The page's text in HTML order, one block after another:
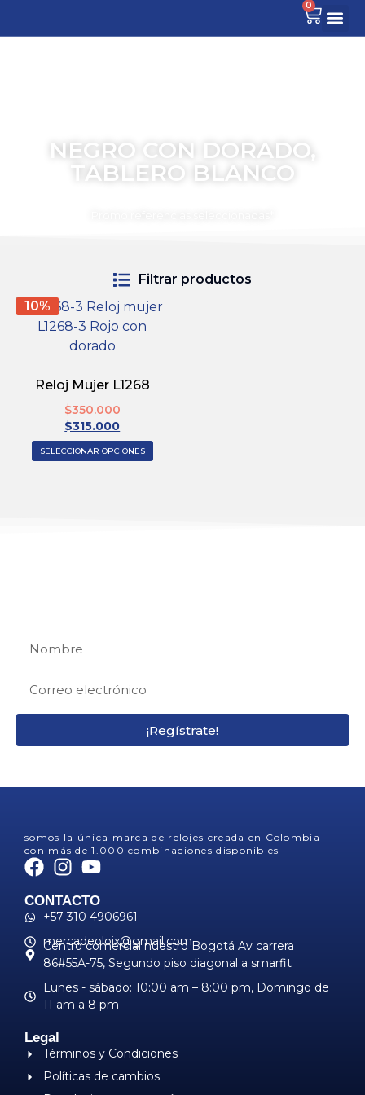
0
NEGRO CON DORADO,
TABLERO BLANCO
Filtrar productos
10%
Reloj Mujer L1268
$350.000
$315.000
SELECCIONAR OPCIONES
¡Regístrate!
somos la única marca de relojes creada en Colombia
con más de 1.000 combinaciones disponibles
CONTACTO
+57 310 4906961
mercadeoloix@gmail.com
Centro comercial nuestro Bogotá Av carrera
86#55A-75, Segundo piso diagonal a smarfit
Lunes - sábado: 10:00 am – 8:00 pm, ​Domingo de
11 am a 8 pm
Legal
Términos y Condiciones
Políticas de cambios